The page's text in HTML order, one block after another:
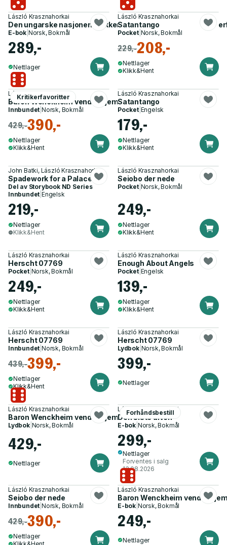
László Krasznahorkai
Den ungarske nasjonens sikkerhet - på jakt etter
E-bok Norsk, Bokmål
289,-
Nettlager
László Krasznahorkai
Satantango
Pocket| Norsk, Bokmål
229,-208,-
Nettlager
Klikk&Hent
Kritikerfavoritter
László Krasznahorkai
Baron Wenckheim vender hjem
Innbundet |Norsk, Bokmål
429,-390,-
Nettlager
Klikk&Hent
László Krasznahorkai
Satantango
Pocket| Engelsk
179,-
Nettlager
Klikk&Hent
John Batki, László Krasznahorkai
Spadework for a Palace
Del av Storybook ND Series
Innbundet |Engelsk
219,-
Nettlager
Klikk&Hent
László Krasznahorkai
Seiobo der nede
Pocket| Norsk, Bokmål
249,-
Nettlager
Klikk&Hent
László Krasznahorkai
Herscht 07769
Pocket| Norsk, Bokmål
249,-
Nettlager
Klikk&Hent
László Krasznahorkai
Enough About Angels
Pocket| Engelsk
139,-
Nettlager
Klikk&Hent
László Krasznahorkai
Herscht 07769
Innbundet |Norsk, Bokmål
439,-399,-
Nettlager
Klikk&Hent
László Krasznahorkai
Herscht 07769
Lydbok| Norsk, Bokmål
399,-
Nettlager
László Krasznahorkai
Baron Wenckheim vender hjem
Lydbok| Norsk, Bokmål
429,-
Nettlager
Forhåndsbestill
László Krasznahorkai
Den siste ulven
E-bok Norsk, Bokmål
299,-
Nettlager
Forventes i salg
13.08.2026
László Krasznahorkai
Seiobo der nede
Innbundet |Norsk, Bokmål
429,-390,-
Nettlager
László Krasznahorkai
Baron Wenckheim vender
E-bok Norsk, Bokmål
249,-
Nettlager